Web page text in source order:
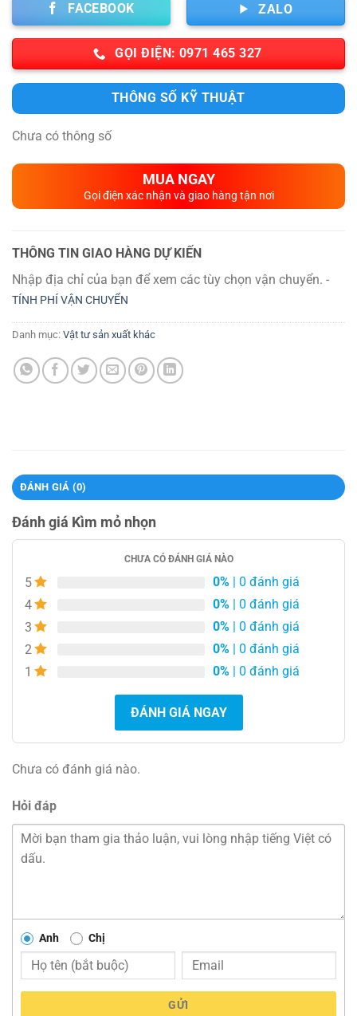
FACEBOOK ZALO
GỌI ĐIỆN: 0971 465 327
THÔNG SỐ KỸ THUẬT
Chưa có thông số
MUA NGAY
Gọi điện xác nhận và giao hàng tận nơi
THÔNG TIN GIAO HÀNG DỰ KIẾN
Nhập địa chỉ của bạn để xem các tùy chọn vận chuyển. -
TÍNH PHÍ VẬN CHUYỂN
Danh mục: Vật tư sản xuất khác
ĐÁNH GIÁ (0)
Đánh giá Kìm mỏ nhọn
CHƯA CÓ ĐÁNH GIÁ NÀO
5 0% | 0 đánh giá
4
0% | 0 đánh giá
3
0% | 0 đánh giá
2
0% | 0 đánh giá
1
0% | 0 đánh giá
ĐÁNH GIÁ NGAY
Chưa có đánh giá nào.
Hỏi đáp
Anh Chị
GỬI